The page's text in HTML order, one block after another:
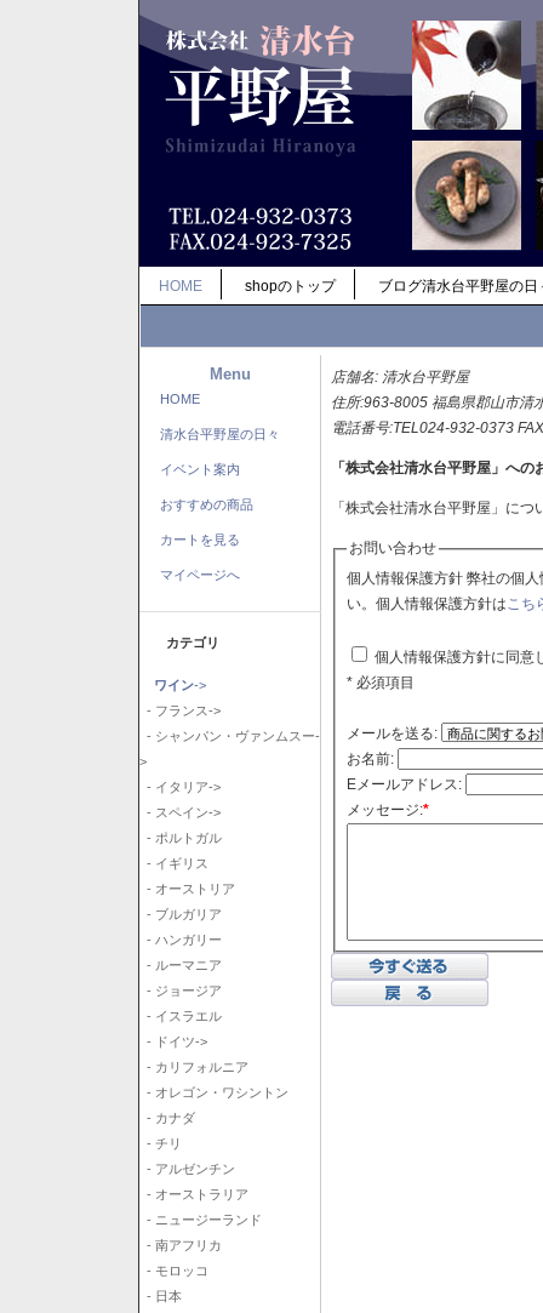
HOME shopのトップ ブログ清水台平野屋の日
Menu
HOME
清水台平野屋の日々
イベント案内
おすすめの商品
カートを見る
マイページへ
カテゴリ
ワイン->
- フランス->
- シャンパン・ヴァンムスー-
>
- イタリア->
- スペイン->
- ポルトガル
- イギリス
- オーストリア
- ブルガリア
- ハンガリー
- ルーマニア
- ジョージア
- イスラエル
- ドイツ->
- カリフォルニア
- オレゴン・ワシントン
- カナダ
- チリ
- アルゼンチン
- オーストラリア
- ニュージーランド
- 南アフリカ
- モロッコ
- 日本
店舗名: 清水台平野屋
住所:963-8005 福島県郡山市清
電話番号:TEL024-932-0373
「株式会社清水台平野屋」への
「株式会社清水台平野屋」に
お問い合わせ
個人情報保護方針 弊社の個人情報保護方針に同意される場合はチェックボックスをクリックしてくださ
い。個人情報保護方針はこち
個人情報保護方針に同意
* 必須項目
メールを送る:
お名前:
Eメールアドレス:
メッセージ:*